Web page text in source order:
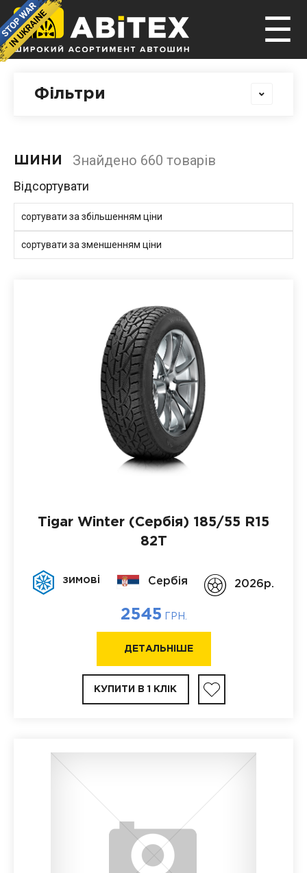
☰
Фільтри
ШИНИ Знайдено 660 товарів
Відсортувати
сортувати за збільшенням ціни
сортувати за зменшенням ціни
Tigar Winter (Сербія) 185/55 R15
82T
зимові Сербія 2026p.
2545 ГРН.
ДЕТАЛЬНІШЕ
КУПИТИ В 1 КЛІК